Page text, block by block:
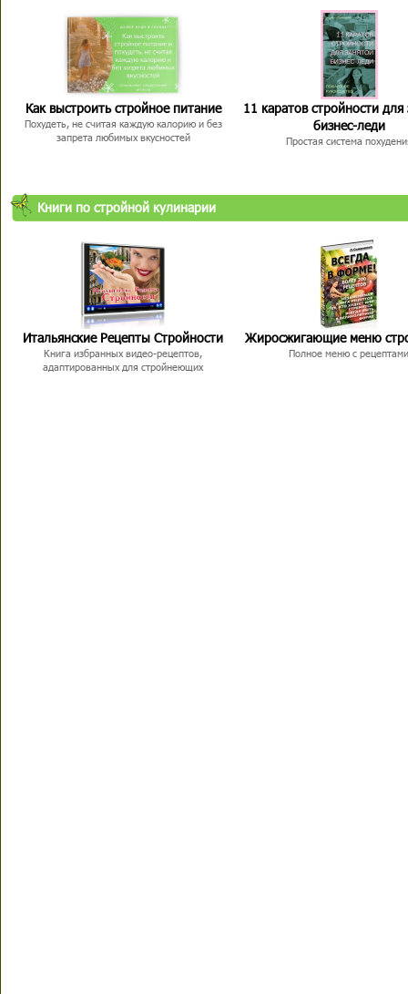
Как выстроить стройное питание
Похудеть, не считая каждую калорию и без
запрета любимых вкусностей
11 каратов стройности для
бизнес-леди
Простая система
Книги по стройной кулинарии
Итальянские Рецепты Стройности
Книга избранных видео-рецептов,
адаптированных для стройнеющих
Жиросжигающие меню
Полное меню с рецептами